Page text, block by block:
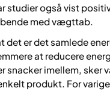
studier også vist
med vægttab.
det er det samlede
at reducere
snacker imellem,
produkt. For